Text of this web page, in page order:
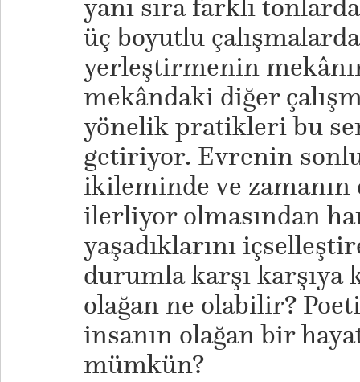
yanı sıra farklı
üç boyutlu
yerleştirmenin
mekândaki diğer
yönelik pratikleri bu
getiriyor. Evrenin
ikileminde ve
ilerliyor olmasından
yaşadıklarını
durumla karşı karşıya
olağan ne olabilir?
insanın olağan bir
mümkün?